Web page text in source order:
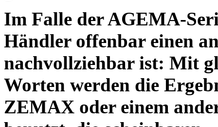
Im Falle der AGEMA-
Händler offenbar einen
nachvollziehbar ist: Mit
Worten werden die
ZEMAX oder einem